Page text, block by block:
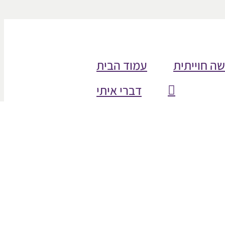
עמוד הבית חוייתית
דברי איתי